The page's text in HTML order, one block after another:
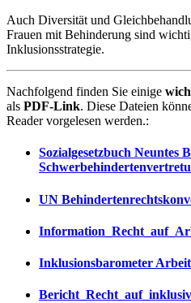
Auch Diversität und
Frauen mit Behinderung sind
Inklusionsstrategie.
Nachfolgend finden Sie einige
als PDF-Link. Diese Dateien
Reader vorgelesen werden.:
Sozialgesetzbuch Neuntes
UN
Inklusionsbarometer Arbeit